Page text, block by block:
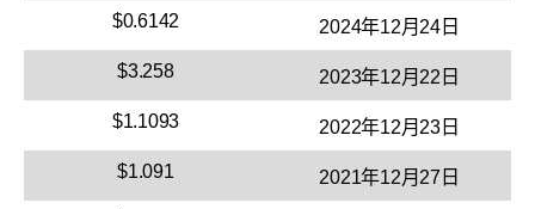
$0.6142 2024年12月24日
$3.258 2023年12月22日
$1.1093 2022年12月23日
$1.091 2021年12月27日